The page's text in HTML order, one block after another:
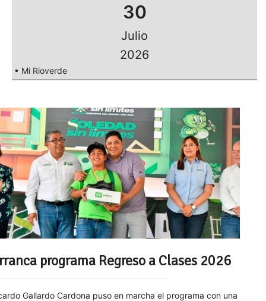
30
Julio
2026
• Mi Rioverde
programa Regreso a Clases 2026
Gallardo Cardona puso en marcha el programa con una